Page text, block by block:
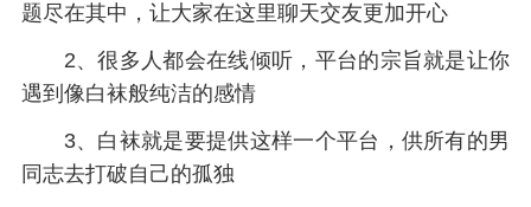
题尽在其中，让大家在这里聊天交友更加开心
2、很多人都会在线倾听，平台的宗旨就是让你
遇到像白袜般纯洁的感情
3、白袜就是要提供这样一个平台，供所有的男
同志去打破自己的孤独